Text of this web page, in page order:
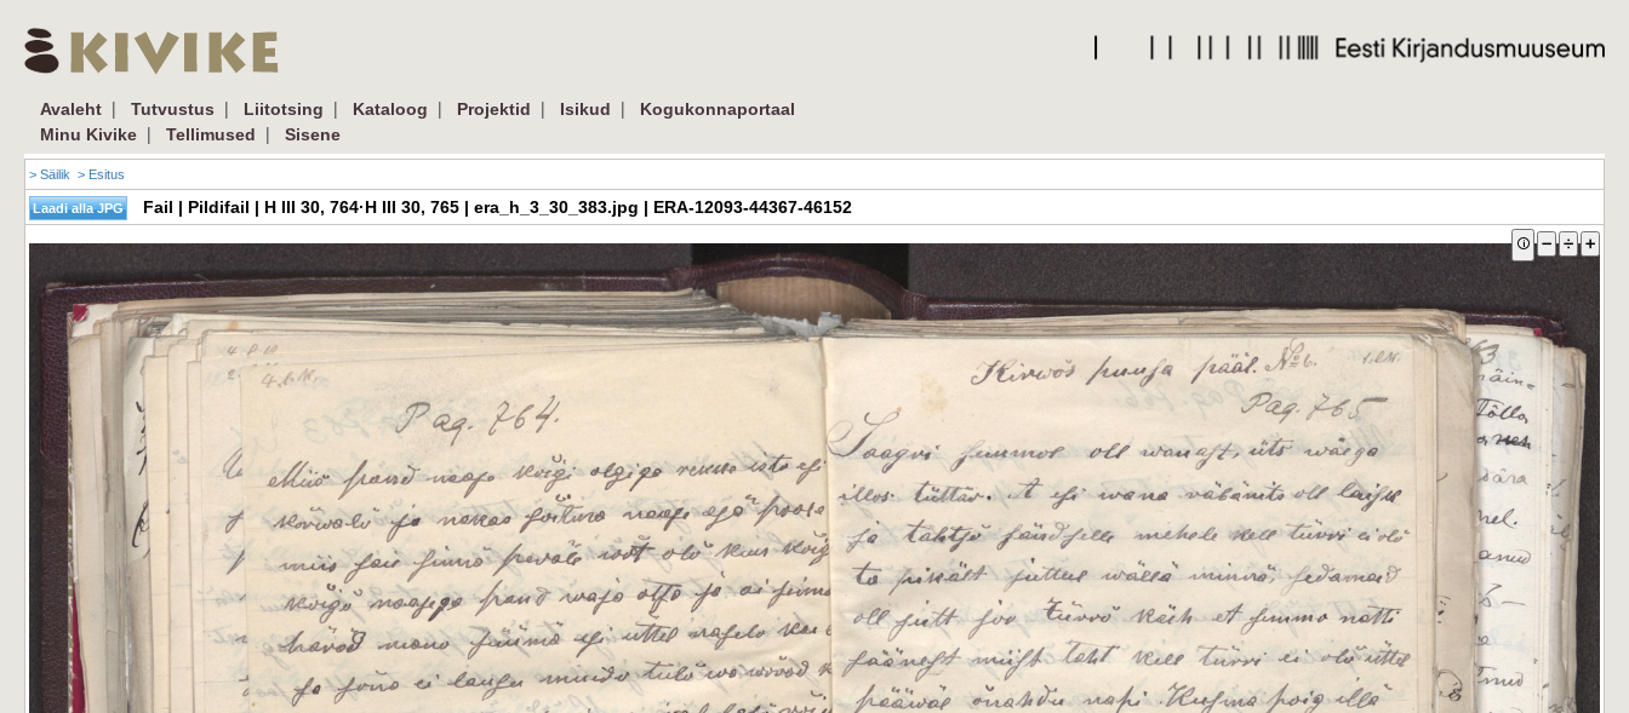
Avaleht | Tutvustus | Liitotsing | Kataloog | Projektid | Isikud |
Kogukonnaportaal
Minu Kivike | Tellimused | Sisene
> Säilik > Esitus
Fail | Pildifail | H III 30, 764·H III 30, 765 | era_h_3_30_383.jpg | ERA-12093-44367-46152